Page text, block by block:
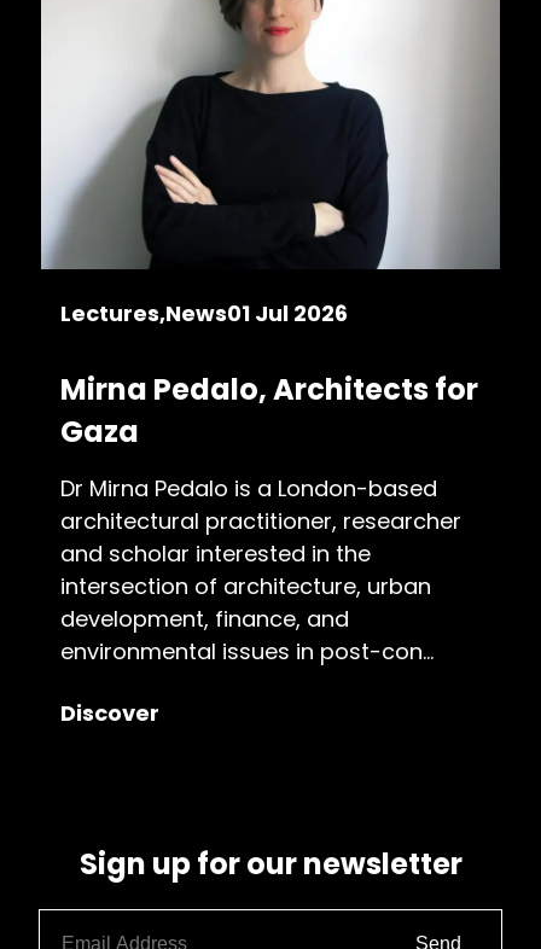
Lectures News01 Jul 2026
Mirna Pedalo, Architects for
Gaza
Dr Mirna Pedalo is a London-based
architectural practitioner, researcher
and scholar interested in the
intersection of architecture, urban
development, finance, and
environmental issues in post-con...
Discover
Sign up for our newsletter
Send